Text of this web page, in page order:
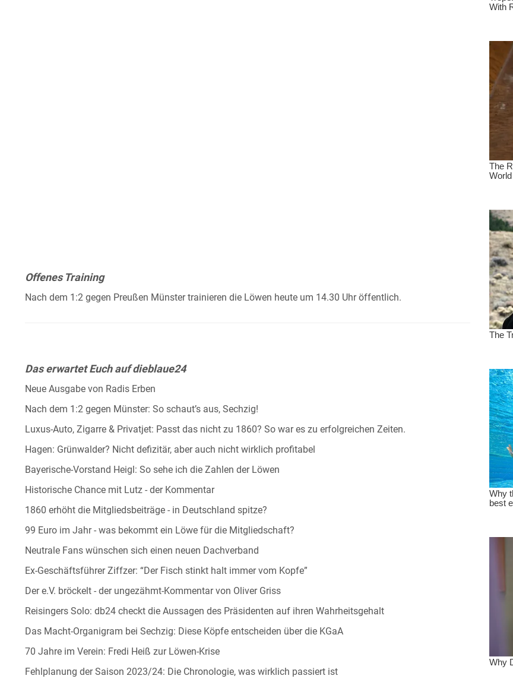
Offenes Training
Nach dem 1:2 gegen Preußen Münster trainieren die Löwen heute um 14.30 Uhr öffentlich.
Das erwartet Euch auf dieblaue24
Neue Ausgabe von Radis Erben
Nach dem 1:2 gegen Münster: So schaut’s aus, Sechzig!
Luxus-Auto, Zigarre & Privatjet: Passt das nicht zu 1860? So war es zu erfolgreichen Zeiten.
Hagen: Grünwalder? Nicht defizitär, aber auch nicht wirklich profitabel
Bayerische-Vorstand Heigl: So sehe ich die Zahlen der Löwen
Historische Chance mit Lutz - der Kommentar
1860 erhöht die Mitgliedsbeiträge - in Deutschland spitze?
99 Euro im Jahr - was bekommt ein Löwe für die Mitgliedschaft?
Neutrale Fans wünschen sich einen neuen Dachverband
Ex-Geschäftsführer Ziffzer: “Der Fisch stinkt halt immer vom Kopfe”
Der e.V. bröckelt - der ungezähmt-Kommentar von Oliver Griss
Reisingers Solo: db24 checkt die Aussagen des Präsidenten auf ihren Wahrheitsgehalt
Das Macht-Organigram bei Sechzig: Diese Köpfe entscheiden über die KGaA
70 Jahre im Verein: Fredi Heiß zur Löwen-Krise
Fehlplanung der Saison 2023/24: Die Chronologie, was wirklich passiert ist